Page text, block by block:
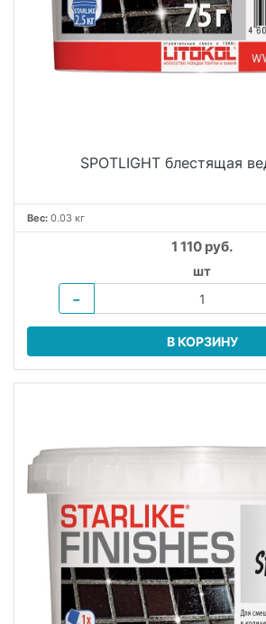
SPOTLIGHT блестящая
Вес: 0.03 кг
1 110 руб.
шт
−
В КОРЗИНУ